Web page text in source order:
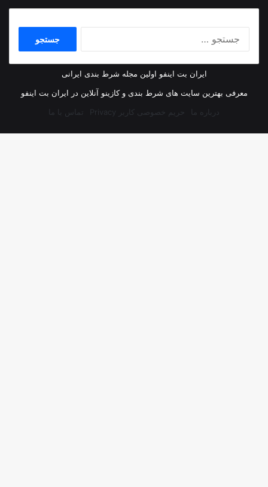
ایران بت اینفو اولین مجله شرط بندی ایرانی
معرفی بهترین سایت های شرط بندی و کازینو آنلاین در ایران بت اینفو
درباره ما
حریم خصوصی کاربر Privacy تماس با ما